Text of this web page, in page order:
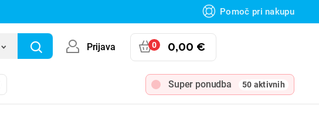
Pomoč pri nakupu
Prijava 0 0,00 €
Super ponudba 50 aktivnih